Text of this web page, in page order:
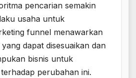
pencarian semakin
usaha untuk
funnel menawarkan
dapat disesuaikan dan
bisnis untuk
perubahan ini.